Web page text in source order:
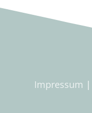
Impressum |